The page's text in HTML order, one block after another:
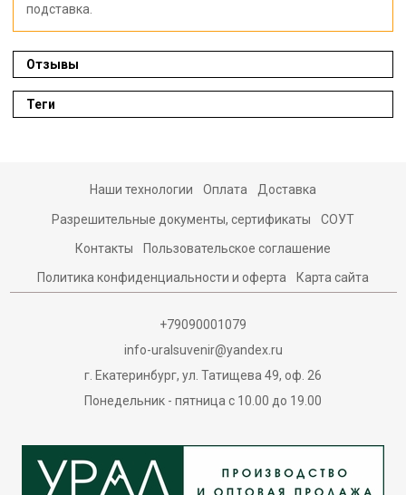
подставка.
Отзывы
Теги
Наши технологии Оплата Доставка
Разрешительные документы, сертификаты СОУТ
Контакты Пользовательское соглашение
Политика конфиденциальности и оферта Карта сайта
+79090001079
info-uralsuvenir@yandex.ru
г. Екатеринбург, ул. Татищева 49, оф. 26
Понедельник - пятница с 10.00 до 19.00